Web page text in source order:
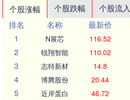
个股涨幅 个股跌幅 个股流入
排名
名称 最新价
1
N展芯 116.52
2 锐翔智能 110.02
3 志特新材 14.8
4 博腾股份 20.44
5 近岸蛋白 46.72